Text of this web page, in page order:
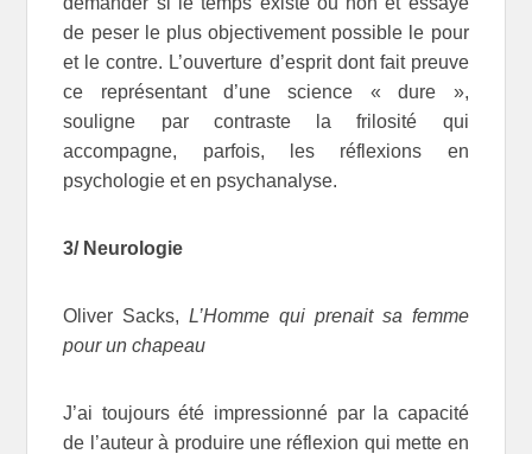
de peser le plus objectivement possible le pour
et le contre. L’ouverture d’esprit dont fait preuve
ce représentant d’une science « dure »,
souligne par contraste la frilosité qui
accompagne, parfois, les réflexions en
psychologie et en psychanalyse.
3/ Neurologie
Oliver Sacks,L’Homme qui prenait sa femme
pour un chapeau
J’ai toujours été impressionné par la capacité
de l’auteur à produire une réflexion qui mette en